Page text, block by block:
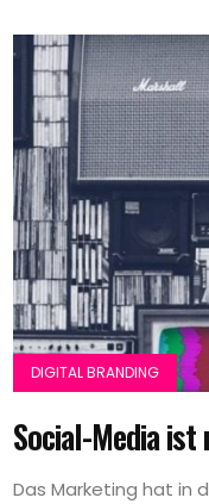
DIGITAL BRANDING
Social-Media
Das Marketing hat in